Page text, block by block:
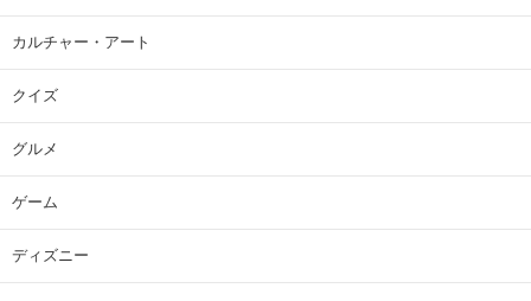
カルチャー・アート
クイズ
グルメ
ゲーム
ディズニー